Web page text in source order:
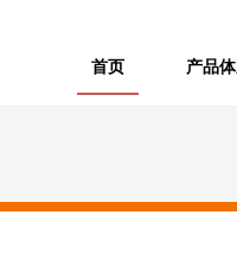
首页 产品